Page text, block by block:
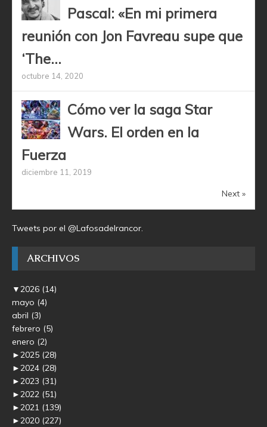
Pascal: «En mi primera
reunión con Jon Favreau supe que
‘The...
octubre 14, 2020
Cómo ver la saga Star
Wars. El orden en la
Fuerza
diciembre 11, 2019
Next »
Tweets por el @Lafosadelrancor.
ARCHIVOS
▼2026 (14)
mayo (4)
abril (3)
febrero (5)
enero (2)
►2025 (28)
►2024 (28)
►2023 (31)
►2022 (51)
►2021 (139)
►2020 (227)